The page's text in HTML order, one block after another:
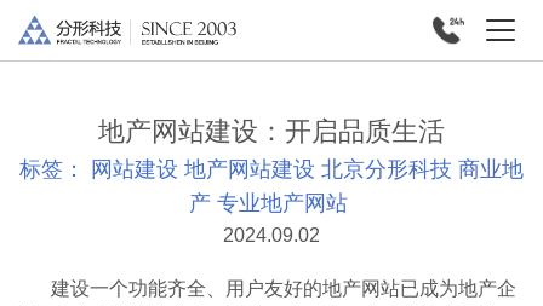
地产网站建设：开启品质生活
标签： 网站建设 地产网站建设 北京分形科技 商业地
产 专业地产网站
2024.09.02
建设一个功能齐全、用户友好的地产网站已成为地产企